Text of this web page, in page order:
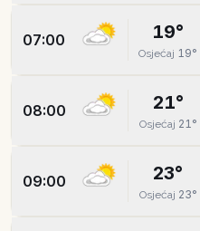
07:00 19°
Osjećaj 19°
08:00 21°
Osjećaj 21°
09:00 23°
Osjećaj 23°